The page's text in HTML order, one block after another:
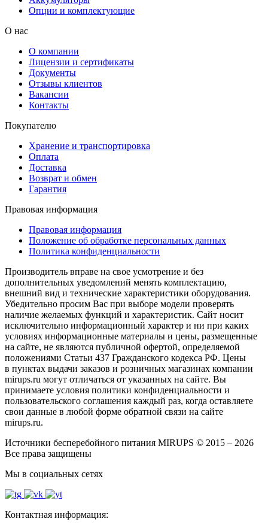
Опции и комплектующие
О нас
О компании
Лицензии и сертификаты
Документы
Отзывы клиентов
Вакансии
Контакты
Покупателю
Хранение и транспортировка
Оплата
Доставка
Возврат и обмен
Гарантия
Правовая информация
Правовая информация
Положение об обработке персональных данных
Политика конфиденциальности
Производитель вправе на свое усмотрение и без
дополнительных уведомлений менять комплектацию,
внешний вид и технические характеристики оборудования.
Убедительно просим Вас при выборе модели проверять
наличие желаемых функций и характеристик. Сайт носит
исключительно информационный характер и ни при каких
условиях информационные материалы и цены, размещенные
на сайте, не являются публичной офертой, определяемой
положениями Статьи 437 Гражданского кодекса РФ. Цены
в пунктах выдачи заказов и розничных магазинах компании
mirups.ru могут отличаться от указанных на сайте. Вы
принимаете условия политики конфиденциальности и
пользовательского соглашения каждый раз, когда оставляете
свои данные в любой форме обратной связи на сайте
mirups.ru.
Источники бесперебойного питания MIRUPS © 2015 – 2026
Все права защищены
Мы в социальных сетях
Контактная информация: